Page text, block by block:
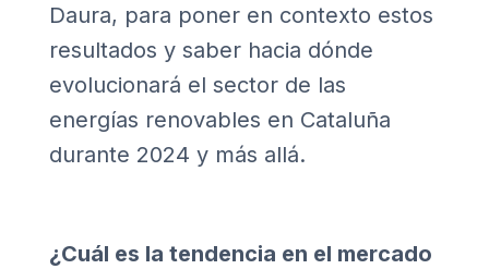
Daura, para poner en contexto estos
resultados y saber hacia dónde
evolucionará el sector de las
energías renovables en Cataluña
durante 2024 y más allá.
¿Cuál es la tendencia en el mercado